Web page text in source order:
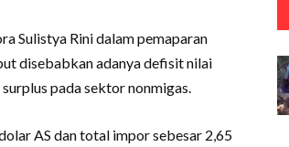
Sulistya Rini dalam pemaparan
disebabkan adanya defisit nilai
pada sektor nonmigas.
AS dan total impor sebesar 2,65